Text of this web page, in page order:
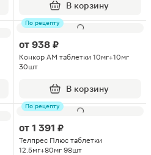
В корзину
По рецепту
от 938 ₽
Конкор АМ таблетки 10мг+10мг
30шт
В корзину
По рецепту
от 1 391 ₽
Телпрес Плюс таблетки
12.5мг+80мг 98шт